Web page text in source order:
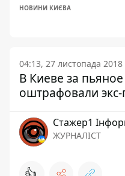
НОВИНИ КИЄВА
04:13, 27 листопада 2018
В Киеве за
оштрафовали
Стажер1
ЖУРНАЛІСТ